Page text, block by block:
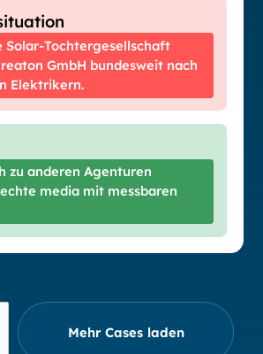
Solar-Tochtergesellschaft
GmbH bundesweit nach
Elektrikern.
zu anderen Agenturen
media mit messbaren
Mehr Cases laden